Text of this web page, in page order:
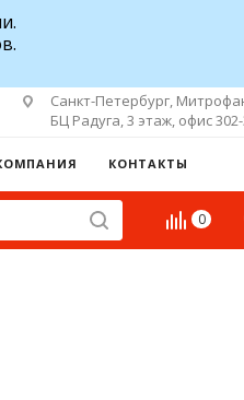
Санкт-Петербург,
БЦ Радуга, 3 этаж, офис
КОНТАКТЫ
0